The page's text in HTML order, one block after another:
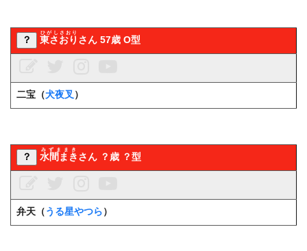
？ 東さおり
ひがしさおり
さん 57歳 O型
二宝（犬夜叉 ）
？ 水間まき
みずままき
さん ？歳 ？型
弁天（ うる星やつら ）